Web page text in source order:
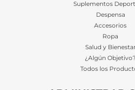
Suplementos
Despensa
Accesorios
Ropa
Salud y
¿Algún Objetivo?
Todos los